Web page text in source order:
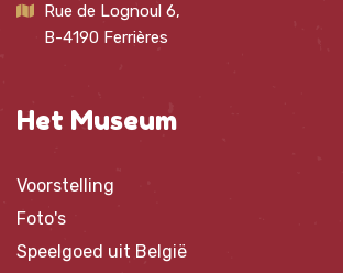
Rue de Lognoul 6,
B-4190 Ferrières
Het Museum
Voorstelling
Foto's
Speelgoed uit België